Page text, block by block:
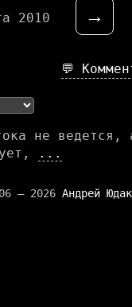
2010 →
💬
не ведется,
...
— 2026 Андрей